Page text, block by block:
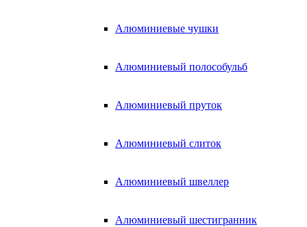
Алюминиевые чушки
Алюминиевый полособульб
Алюминиевый пруток
Алюминиевый слиток
Алюминиевый швеллер
Алюминиевый шестигранник